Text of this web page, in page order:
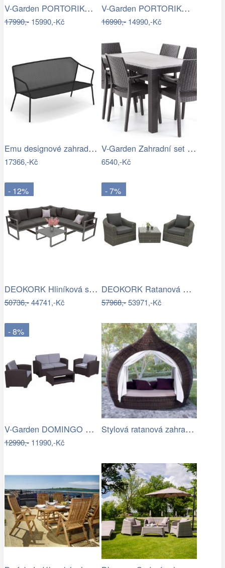
V-Garden PORTORIKO GREY DeLuxe
17990,-15990,-Kč
V-Garden PORTORIKO RED DeLuxe
16990,-14990,-Kč
Emu designové zahradní sedačky Darwin…
17366,-Kč
V-Garden Zahradní set URANO 6
6540,-Kč
- 12%
DEOKORK Hliníková sestava pro 5 osob…
50736,-44741,-Kč
- 7%
DEOKORK Ratanová modulová sestava…
57968,-53971,-Kč
- 8%
V-Garden DOMINGO GREY DeLuxe
12990,-11990,-Kč
Stylová ratanová zahradní postel se…